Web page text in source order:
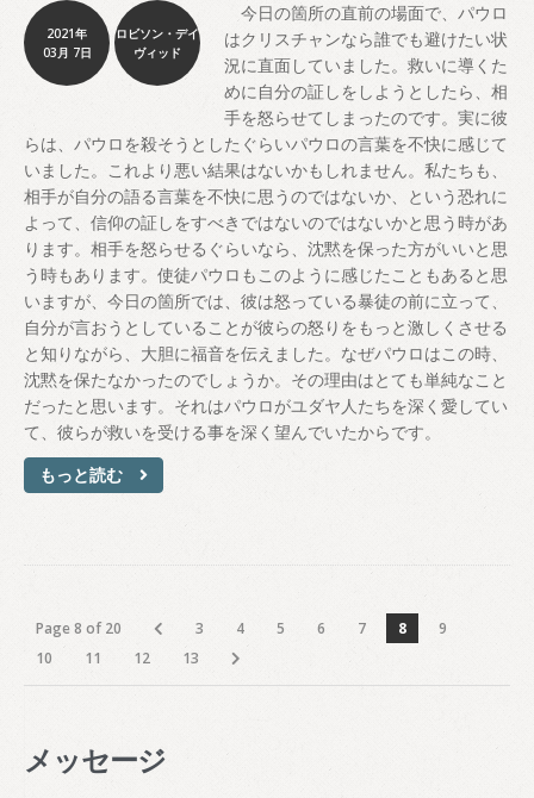
2021年
03月 7日
ロビソン・デイ
ヴィッド
今日の箇所の直前の場面で、パウロ
はクリスチャンなら誰でも避けたい状
況に直面していました。救いに導くた
めに自分の証しをしようとしたら、相
手を怒らせてしまったのです。実に彼
らは、パウロを殺そうとしたぐらいパウロの言葉を不快に感じて
いました。これより悪い結果はないかもしれません。私たちも、
相手が自分の語る言葉を不快に思うのではないか、という恐れに
よって、信仰の証しをすべきではないのではないかと思う時があ
ります。相手を怒らせるぐらいなら、沈黙を保った方がいいと思
う時もあります。使徒パウロもこのように感じたこともあると思
いますが、今日の箇所では、彼は怒っている暴徒の前に立って、
自分が言おうとしていることが彼らの怒りをもっと激しくさせる
と知りながら、大胆に福音を伝えました。なぜパウロはこの時、
沈黙を保たなかったのでしょうか。その理由はとても単純なこと
だったと思います。それはパウロがユダヤ人たちを深く愛してい
て、彼らが救いを受ける事を深く望んでいたからです。
もっと読む
Page 8 of 20 3 4 5 6 7 8
9
10
11 12 13
メッセージ